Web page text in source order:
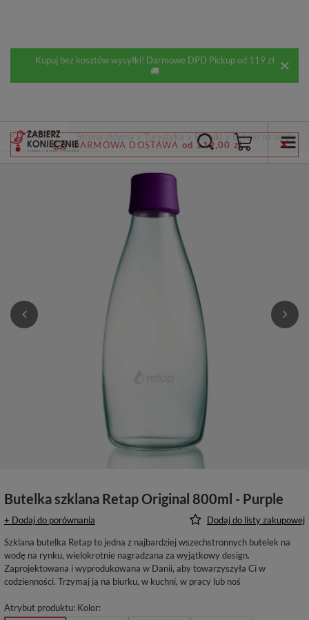
Kupuj bez kosztów wysyłki! Darmowe DPD Pickup od 119 zł
🚚
DARMOWA DOSTAWA od 119,00 zł
Wstecz Strona główna Turystyka Butelki Butelki na wodę
Butelka szklana Retap Original 800ml - Purple
+ Dodaj do porównania
Dodaj do listy zakupowej
Szklana butelka Retap to jedna z najbardziej wszechstronnych butelek na
wodę na rynku, wielokrotnie nagradzana za wyjątkowy design.
Zaprojektowana i wyprodukowana w Danii, aby towarzyszyła Ci w
codzienności. Trzymaj ją na biurku, w kuchni, w pracy lub noś
Atrybut produktu: Kolor